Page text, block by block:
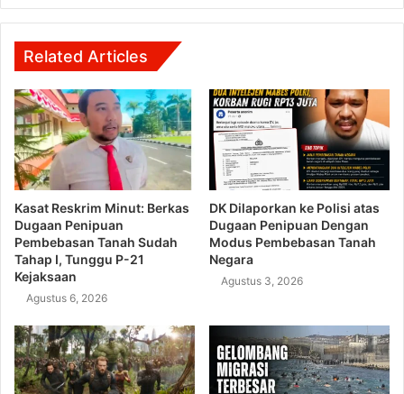
Related Articles
Kasat Reskrim Minut: Berkas
Dugaan Penipuan
Pembebasan Tanah Sudah
Tahap I, Tunggu P-21
Kejaksaan
Agustus 6, 2026
DK Dilaporkan ke Polisi atas
Dugaan Penipuan Dengan
Modus Pembebasan Tanah
Negara
Agustus 3, 2026